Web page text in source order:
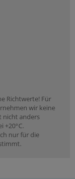
Richtwerte! Für
wir keine
nicht anders
+20°C.
nur für die